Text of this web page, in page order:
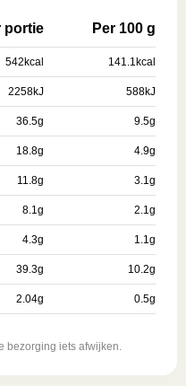
portie Per 100 g
542kcal 141.1kcal
2258kJ 588kJ
36.5g 9.5g
18.8g 4.9g
11.8g 3.1g
8.1g 2.1g
4.3g 1.1g
39.3g 10.2g
2.04g 0.5g
bezorging iets afwijken.